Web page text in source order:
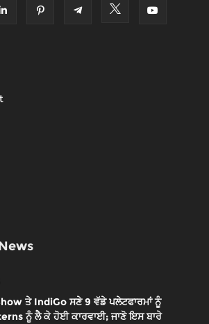
ਤੇ IndiGo ਸਣੇ 9 ਵੱਡੇ ਪਲੇਟਫਾਰਮਾਂ ਨੂੰ
ਨੂੰ ਲੈ ਕੇ ਹੋਈ ਕਾਰਵਾਈ; ਜਾਣੋ ਇਸ ਬਾਰੇ